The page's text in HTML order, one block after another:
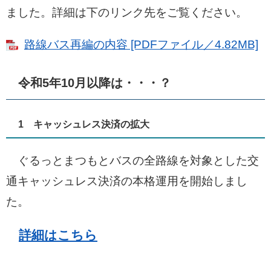
ました。詳細は下のリンク先をご覧ください。
路線バス再編の内容 [PDFファイル／4.82MB]
令和5年10月以降は・・・？
1 キャッシュレス決済の拡大
ぐるっとまつもとバスの全路線を対象とした交
通キャッシュレス決済の本格運用を開始しまし
た。
詳細はこちら